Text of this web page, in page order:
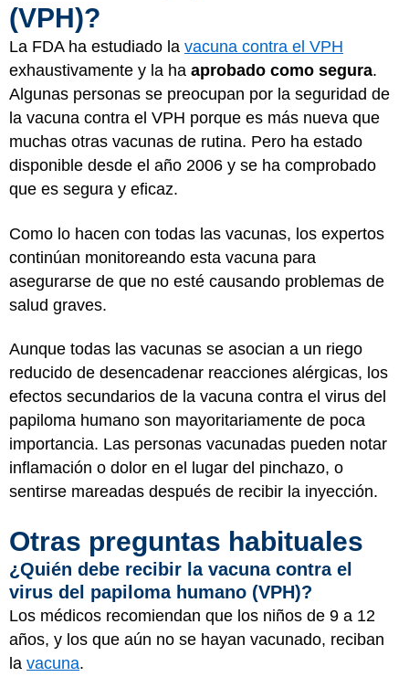
(VPH)?
La FDA ha estudiado la vacuna contra el VPH
exhaustivamente y la ha aprobado como segura.
Algunas personas se preocupan por la seguridad de
la vacuna contra el VPH porque es más nueva que
muchas otras vacunas de rutina. Pero ha estado
disponible desde el año 2006 y se ha comprobado
que es segura y eficaz.
Como lo hacen con todas las vacunas, los expertos
continúan monitoreando esta vacuna para
asegurarse de que no esté causando problemas de
salud graves.
Aunque todas las vacunas se asocian a un riego
reducido de desencadenar reacciones alérgicas, los
efectos secundarios de la vacuna contra el virus del
papiloma humano son mayoritariamente de poca
importancia. Las personas vacunadas pueden notar
inflamación o dolor en el lugar del pinchazo, o
sentirse mareadas después de recibir la inyección.
Otras preguntas habituales
¿Quién debe recibir la vacuna contra el
virus del papiloma humano (VPH)?
Los médicos recomiendan que los niños de 9 a 12
años, y los que aún no se hayan vacunado, reciban
la vacuna.